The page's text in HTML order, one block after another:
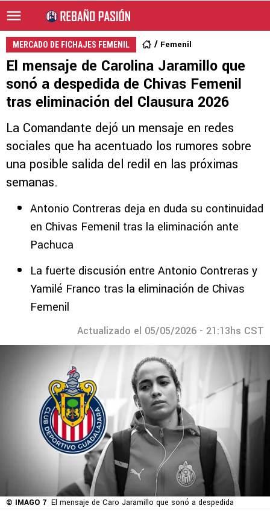
MERCADO DE FICHAJES FEMENIL Femenil
El mensaje de Carolina Jaramillo que
sonó a despedida de Chivas Femenil
tras eliminación del Clausura 2026
La Comandante dejó un mensaje en redes
sociales que ha acentuado los rumores sobre
una posible salida del redil en las próximas
semanas.
Antonio Contreras deja en duda su continuidad
en Chivas Femenil tras la eliminación ante
Pachuca
La fuerte discusión entre Antonio Contreras y
Yamilé Franco tras la eliminación de Chivas
Femenil
Actualizado el 05/05/2026 - 21:13hs CST
© IMAGO 7 El mensaje de Caro Jaramillo que sonó a despedida